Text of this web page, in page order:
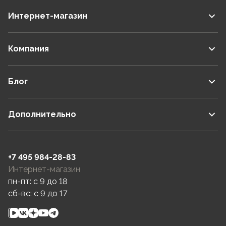
Интернет-магазин
Компания
Блог
Дополнительно
+7 495 984-28-83
Интернет-магазин
пн-пт: c 9 до 18
сб-вс: c 9 до 17